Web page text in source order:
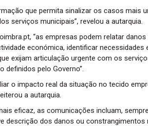
que permita sinalizar os casos mais
serviços municipais”, revelou a autarquia.
“as empresas podem relatar
económica, identificar necessidades
exijam articulação urgente com os
pelo Governo”.
o impacto real da situação no tecido
a autarquia.
eficaz, as comunicações incluam,
descrição dos danos ou constrangimentos